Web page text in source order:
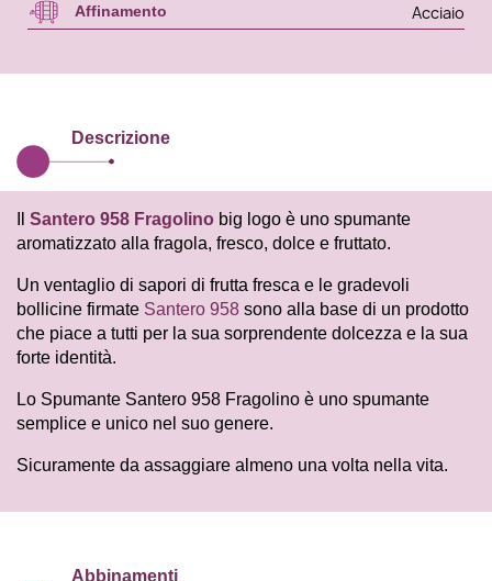
Affinamento Acciaio
Descrizione
Santero 958 Fragolino big logo è uno spumante
aromatizzato alla fragola, fresco, dolce e fruttato.
Un ventaglio di sapori di frutta fresca e le gradevoli
bollicine firmate Santero 958 sono alla base di un prodotto
che piace a tutti per la sua sorprendente dolcezza e la sua
forte identità.
Lo Spumante Santero 958 Fragolino è uno spumante
semplice e unico nel suo genere.
Sicuramente da assaggiare almeno una volta nella vita.
Abbinamenti